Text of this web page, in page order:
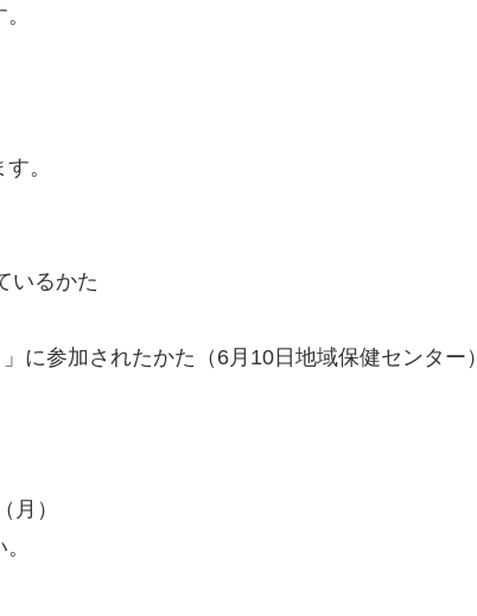
。
いるかた
に参加されたかた（6月10日地域保健センター）
月）